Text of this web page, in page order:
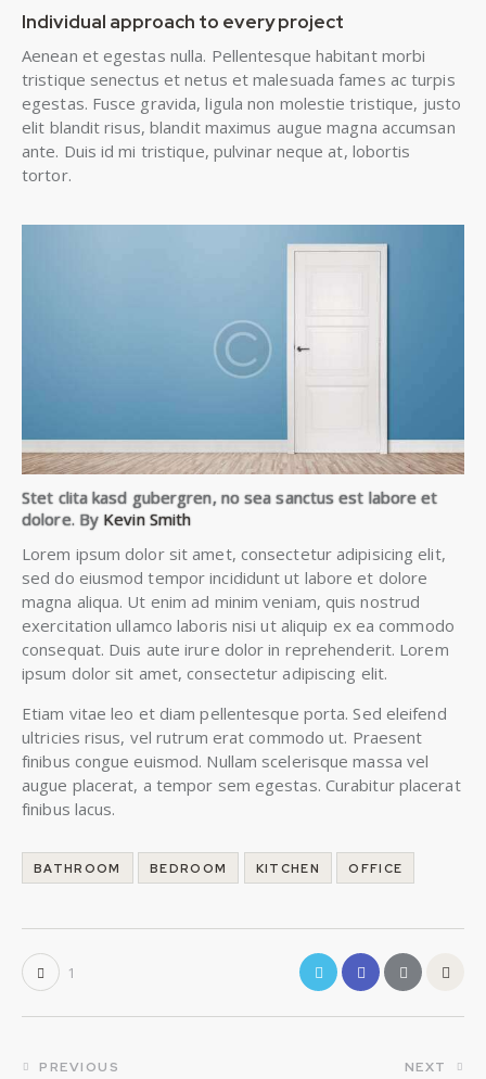
Individual approach to every project
Aenean et egestas nulla. Pellentesque habitant morbi
tristique senectus et netus et malesuada fames ac turpis
egestas. Fusce gravida, ligula non molestie tristique, justo
elit blandit risus, blandit maximus augue magna accumsan
ante. Duis id mi tristique, pulvinar neque at, lobortis
tortor.
Stet clita kasd gubergren, no sea sanctus est labore et
dolore. By Kevin Smith
Lorem ipsum dolor sit amet, consectetur adipisicing elit,
sed do eiusmod tempor incididunt ut labore et dolore
magna aliqua. Ut enim ad minim veniam, quis nostrud
exercitation ullamco laboris nisi ut aliquip ex ea commodo
consequat. Duis aute irure dolor in reprehenderit. Lorem
ipsum dolor sit amet, consectetur adipiscing elit.
Etiam vitae leo et diam pellentesque porta. Sed eleifend
ultricies risus, vel rutrum erat commodo ut. Praesent
finibus congue euismod. Nullam scelerisque massa vel
augue placerat, a tempor sem egestas. Curabitur placerat
finibus lacus.
BATHROOM BEDROOM KITCHEN OFFICE
1
PREVIOUS NEXT